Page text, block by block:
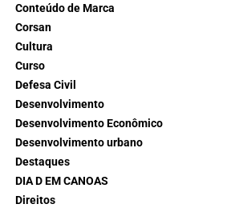
Conteúdo de Marca
Corsan
Cultura
Curso
Defesa Civil
Desenvolvimento
Desenvolvimento Econômico
Desenvolvimento urbano
Destaques
DIA D EM CANOAS
Direitos